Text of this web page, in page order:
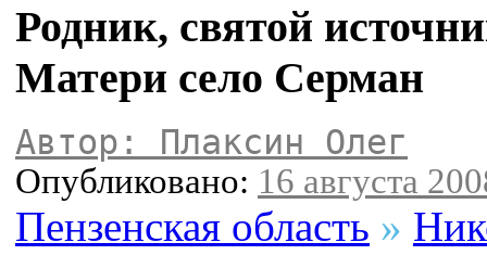
Родник, святой
Матери село Серман
Автор: Плаксин Олег
Опубликовано: 16 августа
Пензенская область »